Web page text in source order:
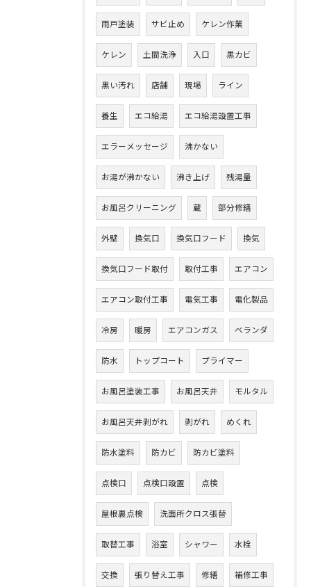
雨戸塗装 サビ止め ケレン作業
ケレン 土間洗浄 入口 黒カビ
黒い汚れ 店舗 現場 ライン
養生 エコ給湯 エコ給湯設置工事
エラーメッセージ 沸かない
お湯が沸かない 沸き上げ 残湯量
お風呂クリーニング 蔵 部分修繕
外壁 換気口 換気口フード 換気
換気口フード取付 取付工事 エアコン
エアコン取付工事 電気工事 電化製品
冷房 暖房 エアコンガス ベランダ
防水 トップコート プライマー
お風呂塗装工事 お風呂天井 モルタル
お風呂天井剥がれ 剥がれ めくれ
防水塗料 防カビ 防カビ塗料
点検口 点検口設置 点検
屋根裏点検 洗面所クロス張替
取替工事 浴室 シャワー 水栓
交換 張り替え工事 修繕 補修工事